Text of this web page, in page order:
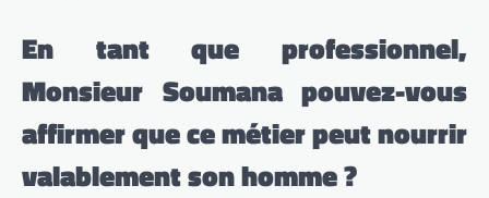
En tant que professionnel,
Monsieur Soumana pouvez-vous
affirmer que ce métier peut nourrir
valablement son homme ?